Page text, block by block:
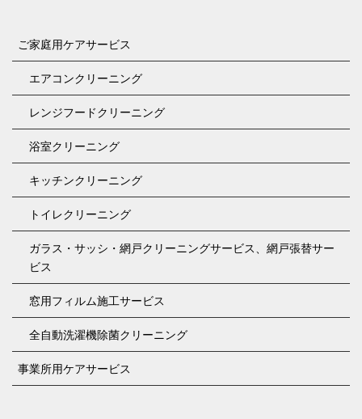
ご家庭用ケアサービス
エアコンクリーニング
レンジフードクリーニング
浴室クリーニング
キッチンクリーニング
トイレクリーニング
ガラス・サッシ・網戸クリーニングサービス、網戸張替サー
ビス
窓用フィルム施工サービス
全自動洗濯機除菌クリーニング
事業所用ケアサービス